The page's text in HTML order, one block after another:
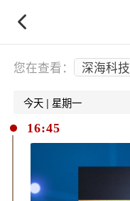
您在查看： 深海科技
今天 | 星期一
16:45